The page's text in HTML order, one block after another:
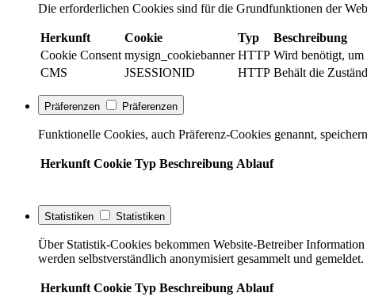
Die erforderlichen Cookies sind für die Grundfunktionen der
Herkunft Cookie Typ Beschreibung
Cookie Consent mysign_cookiebanner HTTP Wird benötigt, um
CMS
JSESSIONID HTTP Behält die
Präferenzen Präferenzen
Funktionelle Cookies, auch Präferenz-Cookies genannt,
Herkunft Cookie Typ Beschreibung Ablauf
Statistiken Statistiken
Über Statistik-Cookies bekommen Website-Betreiber
werden selbstverständlich anonymisiert gesammelt und gemeldet.
Herkunft Cookie Typ Beschreibung Ablauf